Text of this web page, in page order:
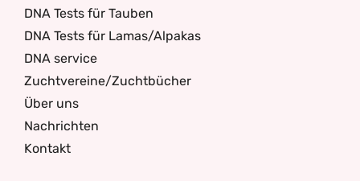
DNA Tests für Tauben
DNA Tests für Lamas/Alpakas
DNA service
Zuchtvereine/Zuchtbücher
Über uns
Nachrichten
Kontakt